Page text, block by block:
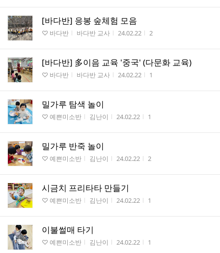
[바다반] 응봉 숲체험 모음
게시판명
♡ 바다반 작성자
바다반 교사 작성시간
24.02.22 조회수
2
[바다반] 多이음 교육 '중국' (다문화 교육)
게시판명
♡ 바다반 작성자
바다반 교사 작성시간
24.02.22 조회수
1
밀가루 탐색 놀이
게시판명
♡ 예쁜미소반 작성자
김난이 작성시간
24.02.22 조회수
1
밀가루 반죽 놀이
게시판명
♡ 예쁜미소반 작성자
김난이 작성시간
24.02.22 조회수
2
시금치 프리타타 만들기
게시판명
♡ 예쁜미소반 작성자
김난이 작성시간
24.02.22 조회수
1
이불썰매 타기
게시판명
♡ 예쁜미소반 작성자
김난이 작성시간
24.02.22 조회수
1